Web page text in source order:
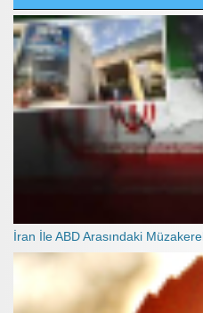
İran İle ABD Arasındaki